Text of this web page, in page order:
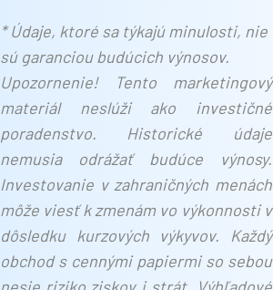
* Údaje, ktoré sa týkajú minulosti, nie
sú garanciou budúcich výnosov.
Upozornenie! Tento marketingový
materiál neslúži ako investičné
poradenstvo. Historické údaje
nemusia odrážať budúce výnosy.
Investovanie v zahraničných menách
môže viesť k zmenám vo výkonnosti v
dôsledku kurzových výkyvov. Každý
obchod s cennými papiermi so sebou